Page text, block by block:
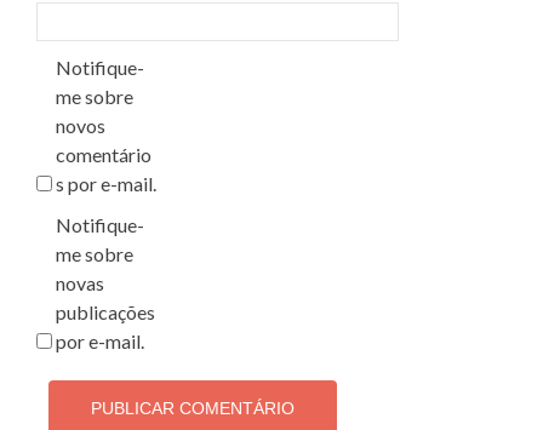
Notifique-
me sobre
novos
comentário
s por e-mail.
Notifique-
me sobre
novas
publicações
por e-mail.